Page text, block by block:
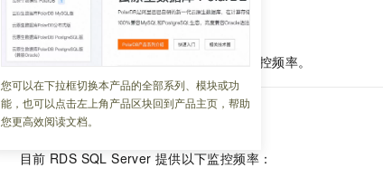
您可以在下拉框切换本产品的全部系列、模块或功
能，也可以点击左上角产品区块回到产品主页，帮助
您更高效阅读文档。
更新时间： 2025-06-19 06:43:45
本文介绍如何设置 的监控频率。
背景信息
目前 RDS SQL Server 提供以下监控频率：